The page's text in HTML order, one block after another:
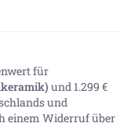
für
und 1.299 €
und
einem Widerruf über